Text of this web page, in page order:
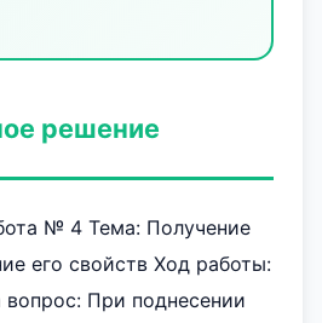
решение
№ 4 Тема: Получение
его свойств Ход работы:
При поднесении